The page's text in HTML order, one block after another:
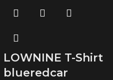
LOWNINE T-Shirt
blueredcar